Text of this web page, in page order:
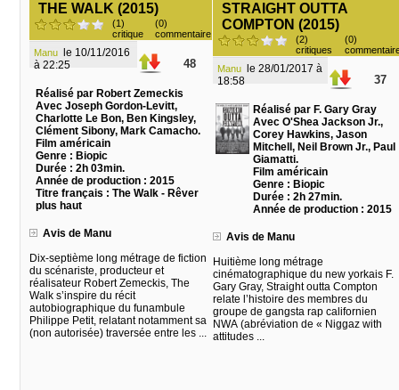
THE WALK (2015)
(1)
critique
(0)
commentaire
Manu
à 22:25
48
Réalisé par Robert Zemeckis
Avec Joseph Gordon-Levitt,
Charlotte Le Bon, Ben Kingsley,
Clément Sibony, Mark Camacho.
Film américain
Genre : Biopic
Durée : 2h 03min.
Année de production : 2015
Titre français : The Walk - Rêver
plus haut
Avis de Manu
Dix-septième long métrage de fiction
du scénariste, producteur et
réalisateur Robert Zemeckis, The
Walk s’inspire du récit
autobiographique du funambule
Philippe Petit, relatant notamment sa
(non autorisée) traversée entre les ...
STRAIGHT OUTTA
COMPTON (2015)
(2)
critiques
(0)
Manu
18:58
37
Réalisé par F. Gary Gray
Avec O'Shea Jackson Jr.,
Corey Hawkins, Jason
Mitchell, Neil Brown Jr., Paul
Giamatti.
Film américain
Genre : Biopic
Durée : 2h 27min.
Année de production : 2015
Avis de Manu
Huitième long métrage
cinématographique du new yorkais F.
Gary Gray, Straight outta Compton
relate l’histoire des membres du
groupe de gangsta rap californien
NWA (abréviation de « Niggaz with
attitudes ...